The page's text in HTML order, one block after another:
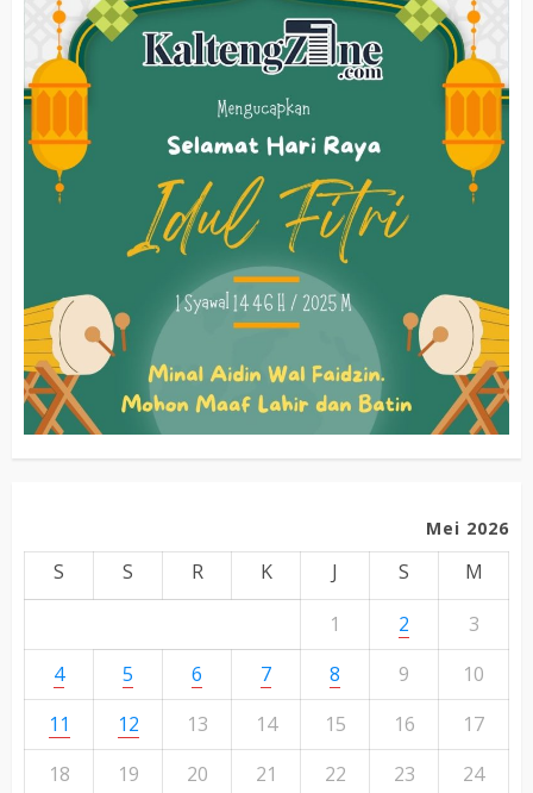
Mei 2026
S S R K J S
M
1
2
3
4
5 6 7 8 9
10
11
12 13 14 15 16
17
18
19 20 21 22 23 24